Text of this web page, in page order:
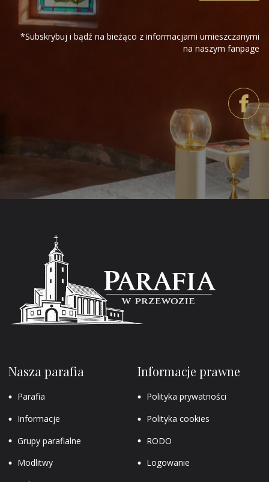
*Subskrybuj i bądź na bieżąco z informacjami umieszczanymi
na naszym fanpage
Nasza parafia
Parafia
Informacje
Grupy parafialne
Modlitwy
Informacje prawne
Polityka prywatności
Polityka cookies
RODO
Logowanie